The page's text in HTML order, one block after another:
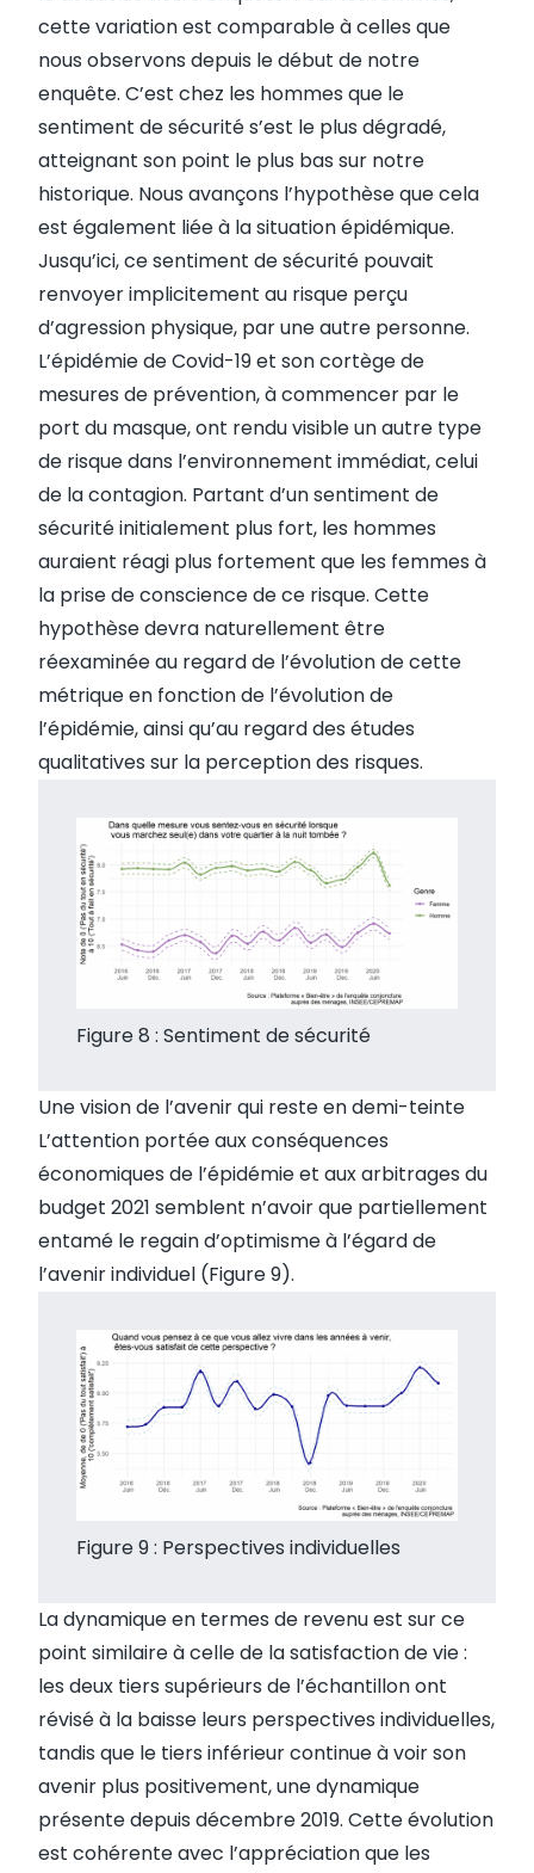
cette variation est comparable à celles que
nous observons depuis le début de notre
enquête. C’est chez les hommes que le
sentiment de sécurité s’est le plus dégradé,
atteignant son point le plus bas sur notre
historique. Nous avançons l’hypothèse que cela
est également liée à la situation épidémique.
Jusqu’ici, ce sentiment de sécurité pouvait
renvoyer implicitement au risque perçu
d’agression physique, par une autre personne.
L’épidémie de Covid-19 et son cortège de
mesures de prévention, à commencer par le
port du masque, ont rendu visible un autre type
de risque dans l’environnement immédiat, celui
de la contagion. Partant d’un sentiment de
sécurité initialement plus fort, les hommes
auraient réagi plus fortement que les femmes à
la prise de conscience de ce risque. Cette
hypothèse devra naturellement être
réexaminée au regard de l’évolution de cette
métrique en fonction de l’évolution de
l’épidémie, ainsi qu’au regard des études
qualitatives sur la perception des risques.
Figure 8 : Sentiment de sécurité
Une vision de l’avenir qui reste en demi-teinte
L’attention portée aux conséquences
économiques de l’épidémie et aux arbitrages du
budget 2021 semblent n’avoir que partiellement
entamé le regain d’optimisme à l’égard de
l’avenir individuel (Figure 9).
Figure 9 : Perspectives individuelles
La dynamique en termes de revenu est sur ce
point similaire à celle de la satisfaction de vie :
les deux tiers supérieurs de l’échantillon ont
révisé à la baisse leurs perspectives individuelles,
tandis que le tiers inférieur continue à voir son
avenir plus positivement, une dynamique
présente depuis décembre 2019. Cette évolution
est cohérente avec l’appréciation que les